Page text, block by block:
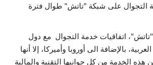
التجوال على شبكة "تاتش" طوال فترة
اتفاقيات خدمة التجوال مع دول
بالإضافة الى أوروبا وأميركا، إلا أنها
الخدمة من كل جوانبها التقنية والمالية